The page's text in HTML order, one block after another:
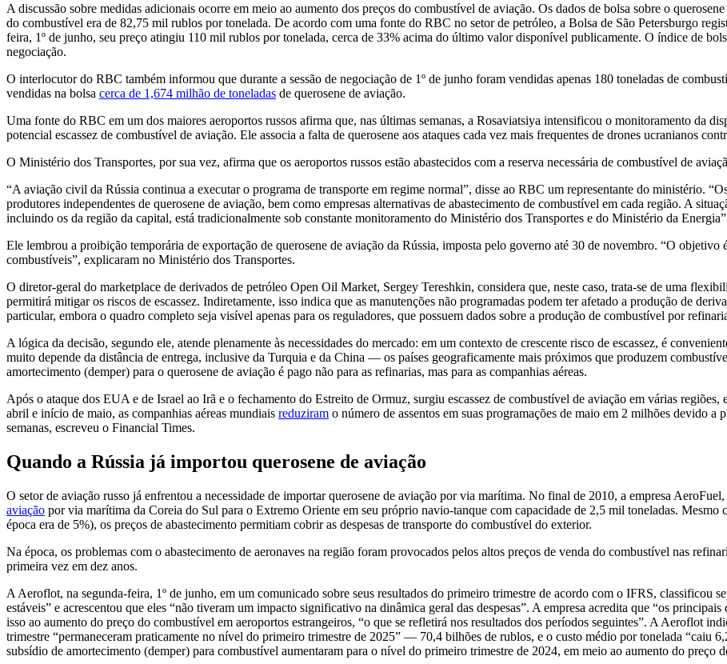
A discussão sobre medidas adicionais ocorre em meio ao aumento dos preços do combustível de aviação. Os dados de bolsa sobre o
do combustível era de 82,75 mil rublos por tonelada. De acordo com uma fonte do RBC no setor de petróleo, a Bolsa de São Petersburgo
feira, 1º de junho, seu preço atingiu 110 mil rublos por tonelada, cerca de 33% acima do último valor disponível publicamente. O índice de
negociação.
O interlocutor do RBC também informou que durante a sessão de negociação de 1º de junho foram vendidas apenas 180 toneladas de
vendidas na bolsa cerca de 1,674 milhão de toneladas de querosene de aviação.
Uma fonte do RBC em um dos maiores aeroportos russos afirma que, nas últimas semanas, a Rosaviatsiya intensificou o monitoramento da
potencial escassez de combustível de aviação. Ele associa a falta de querosene aos ataques cada vez mais frequentes de drones ucranianos
O Ministério dos Transportes, por sua vez, afirma que os aeroportos russos estão abastecidos com a reserva necessária de combustível de
“A aviação civil da Rússia continua a executar o programa de transporte em regime normal”, disse ao RBC um representante do ministério.
produtores independentes de querosene de aviação, bem como empresas alternativas de abastecimento de combustível em cada região. A
incluindo os da região da capital, está tradicionalmente sob constante monitoramento do Ministério dos Transportes e do Ministério da
Ele lembrou a proibição temporária de exportação de querosene de aviação da Rússia, imposta pelo governo até 30 de novembro. “O objetivo
combustíveis”, explicaram no Ministério dos Transportes.
O diretor-geral do marketplace de derivados de petróleo Open Oil Market, Sergey Tereshkin, considera que, neste caso, trata-se de uma
permitirá mitigar os riscos de escassez. Indiretamente, isso indica que as manutenções não programadas podem ter afetado a produção de
particular, embora o quadro completo seja visível apenas para os reguladores, que possuem dados sobre a produção de combustível por
A lógica da decisão, segundo ele, atende plenamente às necessidades do mercado: em um contexto de crescente risco de escassez, é
muito depende da distância de entrega, inclusive da Turquia e da China — os países geograficamente mais próximos que produzem
amortecimento (demper) para o querosene de aviação é pago não para as refinarias, mas para as companhias aéreas.
Após o ataque dos EUA e de Israel ao Irã e o fechamento do Estreito de Ormuz, surgiu escassez de combustível de aviação em várias
abril e início de maio, as companhias aéreas mundiais reduziram o número de assentos em suas programações de maio em 2 milhões devido
semanas, escreveu o Financial Times.
Quando a Rússia já importou querosene de aviação
O setor de aviação russo já enfrentou a necessidade de importar querosene de aviação por via marítima. No final de 2010, a empresa
aviação por via marítima da Coreia do Sul para o Extremo Oriente em seu próprio navio-tanque com capacidade de 2,5 mil toneladas. Mesmo
época era de 5%), os preços de abastecimento permitiam cobrir as despesas de transporte do combustível do exterior.
Na época, os problemas com o abastecimento de aeronaves na região foram provocados pelos altos preços de venda do combustível nas
primeira vez em dez anos.
A Aeroflot, na segunda-feira, 1º de junho, em um comunicado sobre seus resultados do primeiro trimestre de acordo com o IFRS, classificou
estáveis” e acrescentou que eles “não tiveram um impacto significativo na dinâmica geral das despesas”. A empresa acredita que “os
isso ao aumento do preço do combustível em aeroportos estrangeiros, “o que se refletirá nos resultados dos períodos seguintes”. A Aeroflot
trimestre “permaneceram praticamente no nível do primeiro trimestre de 2025” — 70,4 bilhões de rublos, e o custo médio por tonelada “caiu
subsídio de amortecimento (demper) para combustível aumentaram para o nível do primeiro trimestre de 2024, em meio ao aumento do preço